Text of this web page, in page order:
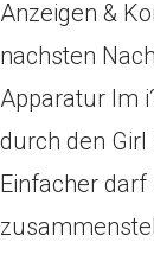
Anzeigen &
nachsten
Apparatur Im
durch den Girl
Einfacher